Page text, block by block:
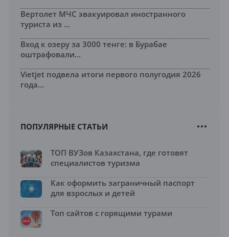
Вертолет МЧС эвакуировал иностранного
туриста из ...
Вход к озеру за 3000 тенге: в Бурабае
оштрафовали...
Vietjet подвела итоги первого полугодия 2026
года...
ПОПУЛЯРНЫЕ СТАТЬИ
ТОП ВУЗов Казахстана, где готовят
специалистов туризма
Как оформить заграничный паспорт
для взрослых и детей
Топ сайтов с горящими турами